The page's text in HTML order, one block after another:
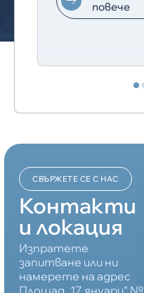
повече
СВЪРЖЕТЕ СЕ С НАС
Контакти
и локация
Изпратете
запитване или ни
намерете на адрес